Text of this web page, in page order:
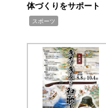
体づくりをサポート
スポーツ